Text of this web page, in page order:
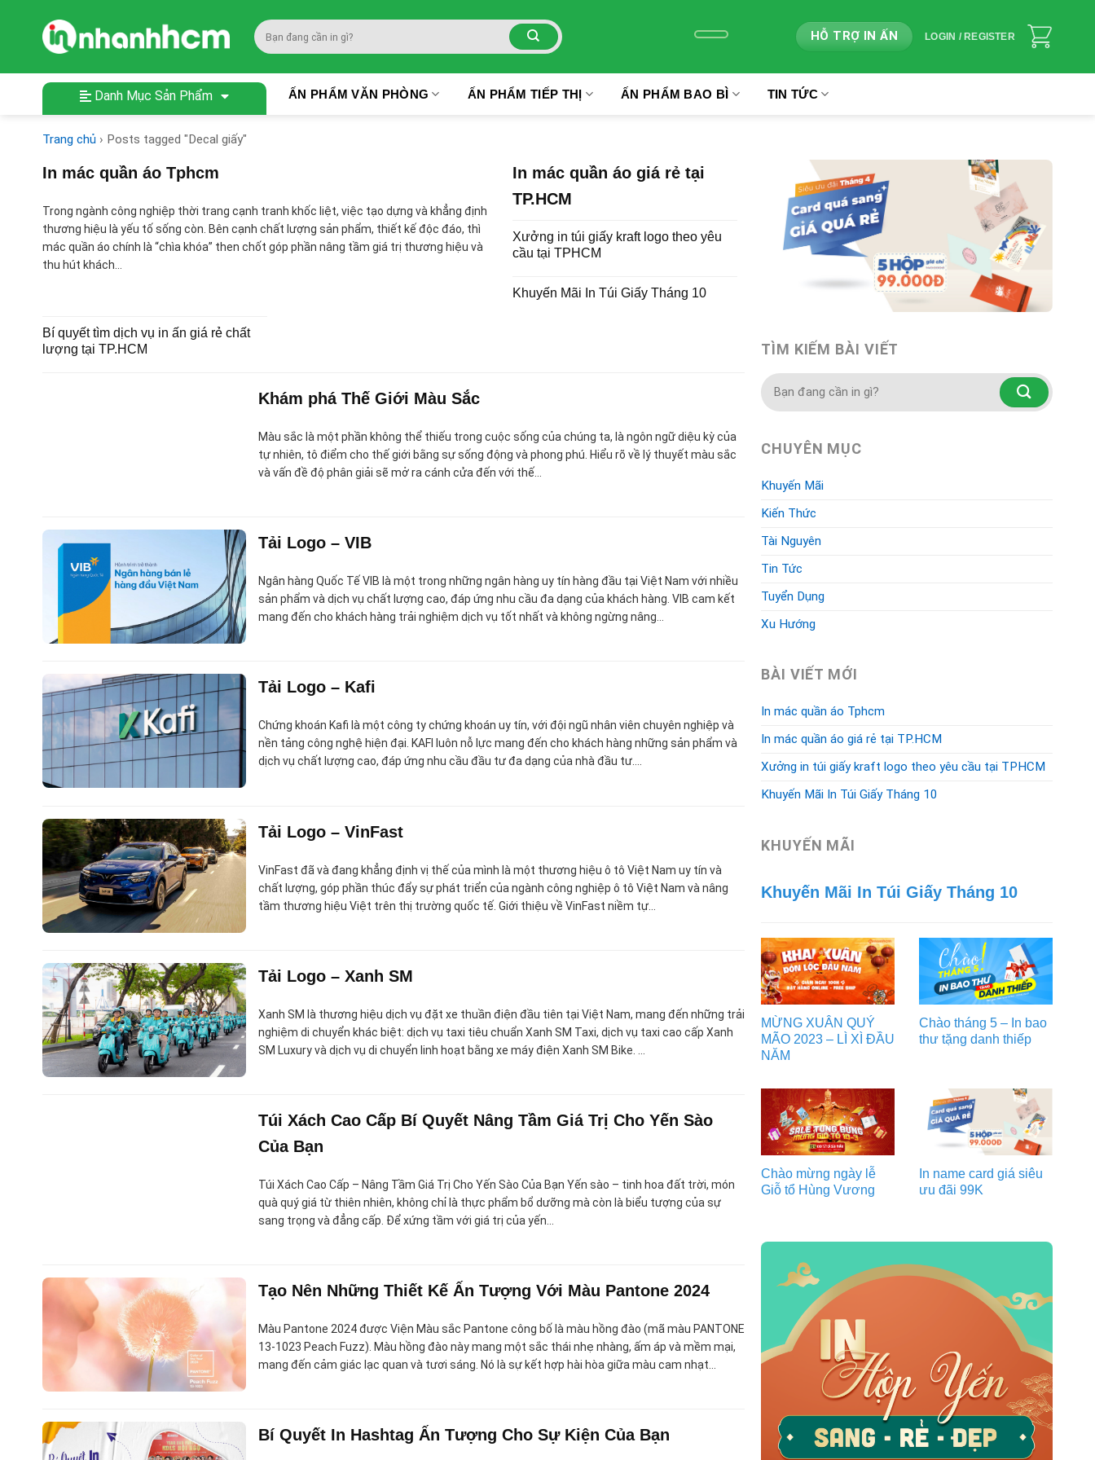
Search
for:
HỖ TRỢ IN ẤN LOGIN / REGISTER
Danh Mục Sản Phẩm ẤN PHẨM VĂN PHÒNG ẤN PHẨM TIẾP THỊ ẤN PHẨM BAO BÌ TIN TỨC
Trang chủ › Posts tagged "Decal giấy"
In mác quần áo Tphcm
Trong ngành công nghiệp thời trang cạnh tranh khốc liệt, việc tạo dựng và khẳng định
thương hiệu là yếu tố sống còn. Bên cạnh chất lượng sản phẩm, thiết kế độc đáo, thì
mác quần áo chính là “chìa khóa” then chốt góp phần nâng tầm giá trị thương hiệu và
thu hút khách…
In mác quần áo giá rẻ tại
TP.HCM
Xưởng in túi giấy kraft logo theo yêu
cầu tại TPHCM
Khuyến Mãi In Túi Giấy Tháng 10
Bí quyết tìm dịch vụ in ấn giá rẻ chất
lượng tại TP.HCM
Khám phá Thế Giới Màu Sắc
Màu sắc là một phần không thể thiếu trong cuộc sống của chúng ta, là ngôn ngữ diệu kỳ của
tự nhiên, tô điểm cho thế giới bằng sự sống động và phong phú. Hiểu rõ về lý thuyết màu sắc
và vấn đề độ phân giải sẽ mở ra cánh cửa đến với thế…
Tải Logo – VIB
Ngân hàng Quốc Tế VIB là một trong những ngân hàng uy tín hàng đầu tại Việt Nam với nhiều
sản phẩm và dịch vụ chất lượng cao, đáp ứng nhu cầu đa dạng của khách hàng. VIB cam kết
mang đến cho khách hàng trải nghiệm dịch vụ tốt nhất và không ngừng nâng…
Tải Logo – Kafi
Chứng khoán Kafi là một công ty chứng khoán uy tín, với đội ngũ nhân viên chuyên nghiệp và
nền tảng công nghệ hiện đại. KAFI luôn nỗ lực mang đến cho khách hàng những sản phẩm và
dịch vụ chất lượng cao, đáp ứng nhu cầu đầu tư đa dạng của nhà đầu tư….
Tải Logo – VinFast
VinFast đã và đang khẳng định vị thế của mình là một thương hiệu ô tô Việt Nam uy tín và
chất lượng, góp phần thúc đẩy sự phát triển của ngành công nghiệp ô tô Việt Nam và nâng
tầm thương hiệu Việt trên thị trường quốc tế. Giới thiệu về VinFast niềm tự…
Tải Logo – Xanh SM
Xanh SM là thương hiệu dịch vụ đặt xe thuần điện đầu tiên tại Việt Nam, mang đến những trải
nghiệm di chuyển khác biệt: dịch vụ taxi tiêu chuẩn Xanh SM Taxi, dịch vụ taxi cao cấp Xanh
SM Luxury và dịch vụ di chuyển linh hoạt bằng xe máy điện Xanh SM Bike. …
Túi Xách Cao Cấp Bí Quyết Nâng Tầm Giá Trị Cho Yến Sào
Của Bạn
Túi Xách Cao Cấp – Nâng Tầm Giá Trị Cho Yến Sào Của Bạn Yến sào – tinh hoa đất trời, món
quà quý giá từ thiên nhiên, không chỉ là thực phẩm bổ dưỡng mà còn là biểu tượng của sự
sang trọng và đẳng cấp. Để xứng tầm với giá trị của yến…
Tạo Nên Những Thiết Kế Ấn Tượng Với Màu Pantone 2024
Màu Pantone 2024 được Viện Màu sắc Pantone công bố là màu hồng đào (mã màu PANTONE
13-1023 Peach Fuzz). Màu hồng đào này mang một sắc thái nhẹ nhàng, ấm áp và mềm mại,
mang đến cảm giác lạc quan và tươi sáng. Nó là sự kết hợp hài hòa giữa màu cam nhạt…
Bí Quyết In Hashtag Ấn Tượng Cho Sự Kiện Của Bạn
TÌM KIẾM BÀI VIẾT
CHUYÊN MỤC
Khuyến Mãi
Kiến Thức
Tài Nguyên
Tin Tức
Tuyển Dụng
Xu Hướng
BÀI VIẾT MỚI
In mác quần áo Tphcm
In mác quần áo giá rẻ tại TP.HCM
Xưởng in túi giấy kraft logo theo yêu cầu tại TPHCM
Khuyến Mãi In Túi Giấy Tháng 10
KHUYẾN MÃI
Khuyến Mãi In Túi Giấy Tháng 10
MỪNG XUÂN QUÝ
MÃO 2023 – LÌ XÌ ĐẦU
NĂM
Chào tháng 5 – In bao
thư tặng danh thiếp
Chào mừng ngày lễ
Giỗ tổ Hùng Vương
In name card giá siêu
ưu đãi 99K